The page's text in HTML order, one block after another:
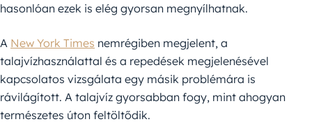
hasonlóan ezek is elég gyorsan megnyílhatnak.
A New York Times nemrégiben megjelent, a
talajvízhasználattal és a repedések megjelenésével
kapcsolatos vizsgálata egy másik problémára is
rávilágított. A talajvíz gyorsabban fogy, mint ahogyan
természetes úton feltöltődik.